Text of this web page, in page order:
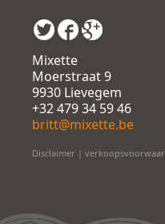
Mixette
Moerstraat 9
9930 Lievegem
+32 479 34 59 46
britt@mixette.be
Disclaimer |